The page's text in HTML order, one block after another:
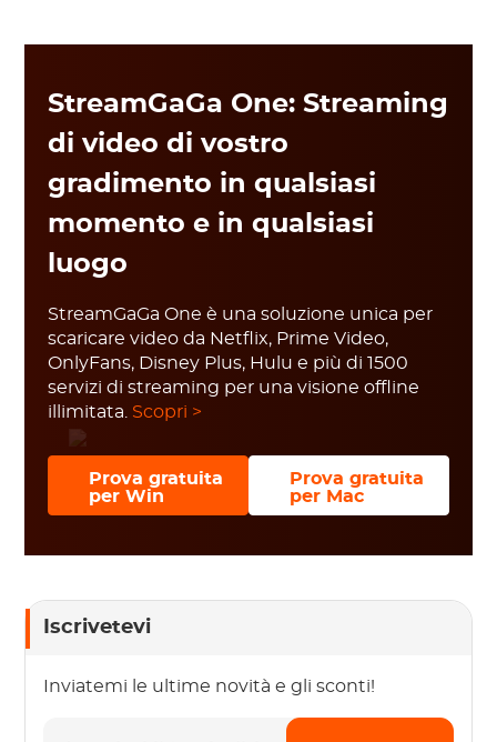
StreamGaGa One: Streaming
di video di vostro
gradimento in qualsiasi
momento e in qualsiasi
luogo
StreamGaGa One è una soluzione unica per
scaricare video da Netflix, Prime Video,
OnlyFans, Disney Plus, Hulu e più di 1500
servizi di streaming per una visione offline
illimitata. Scopri >
Prova gratuita
per Win
Prova gratuita
per Mac
Iscrivetevi
Inviatemi le ultime novità e gli sconti!